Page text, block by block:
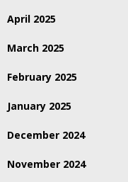
April 2025
March 2025
February 2025
January 2025
December 2024
November 2024